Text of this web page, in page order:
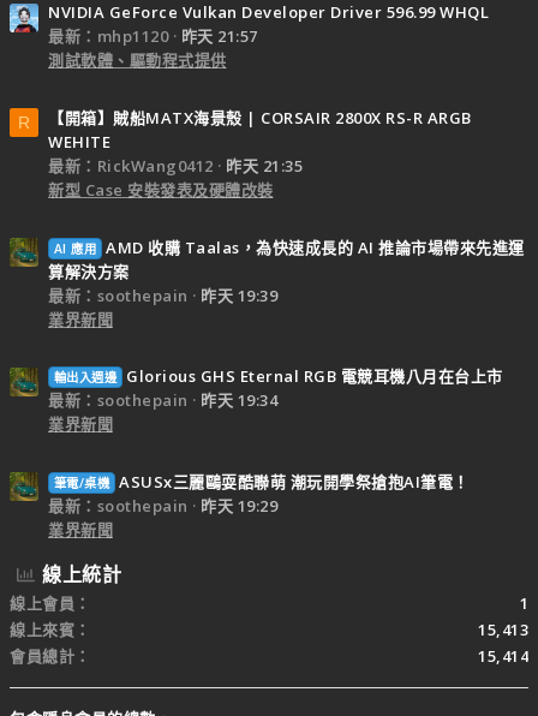
NVIDIA GeForce Vulkan Developer Driver 596.99 WHQL
最新：mhp1120
昨天 21:57
測試軟體、驅動程式提供
R
【開箱】賊船MATX海景殼 | CORSAIR 2800X RS-R ARGB
WEHITE
最新：RickWang0412
昨天 21:35
新型 Case 安裝發表及硬體改裝
AI 應用 AMD 收購 Taalas，為快速成長的 AI 推論市場帶來先進運
算解決方案
最新：soothepain
昨天 19:39
業界新聞
輸出入週邊
Glorious GHS Eternal RGB 電競耳機八月在台上市
最新：soothepain
昨天 19:34
業界新聞
筆電/桌機 ASUSx三麗鷗耍酷聯萌 潮玩開學祭搶抱AI筆電！
最新：soothepain
昨天 19:29
業界新聞
線上統計
線上會員
1
線上來賓
15,413
會員總計
15,414